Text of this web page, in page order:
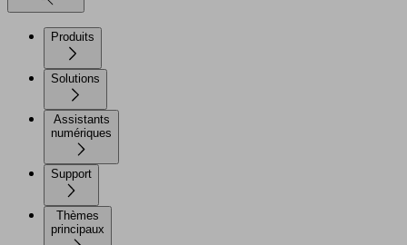
Produits
Solutions
Assistants
numériques
Support
Thèmes
principaux